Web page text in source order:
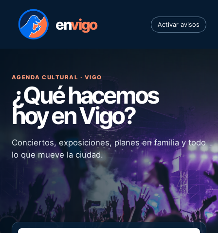
envigo Activar avisos
AGENDA CULTURAL · VIGO
¿Qué hacemos
hoy en Vigo?
Conciertos, exposiciones, planes en familia y todo
lo que mueve la ciudad.